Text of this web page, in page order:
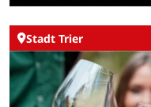
Stadt Trier